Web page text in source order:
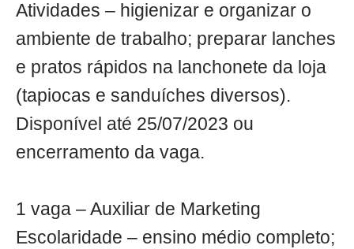
Atividades – higienizar e organizar o
ambiente de trabalho; preparar lanches
e pratos rápidos na lanchonete da loja
(tapiocas e sanduíches diversos).
Disponível até 25/07/2023 ou
encerramento da vaga.
1 vaga – Auxiliar de Marketing
Escolaridade – ensino médio completo;